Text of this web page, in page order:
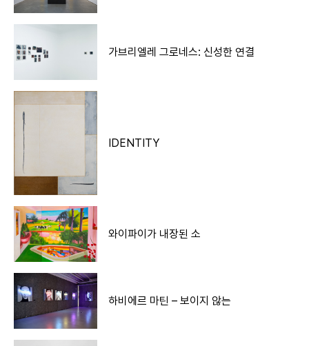
가브리엘레 그로네스: 신성한 연결
IDENTITY
와이파이가 내장된 소
하비에르 마틴 – 보이지 않는